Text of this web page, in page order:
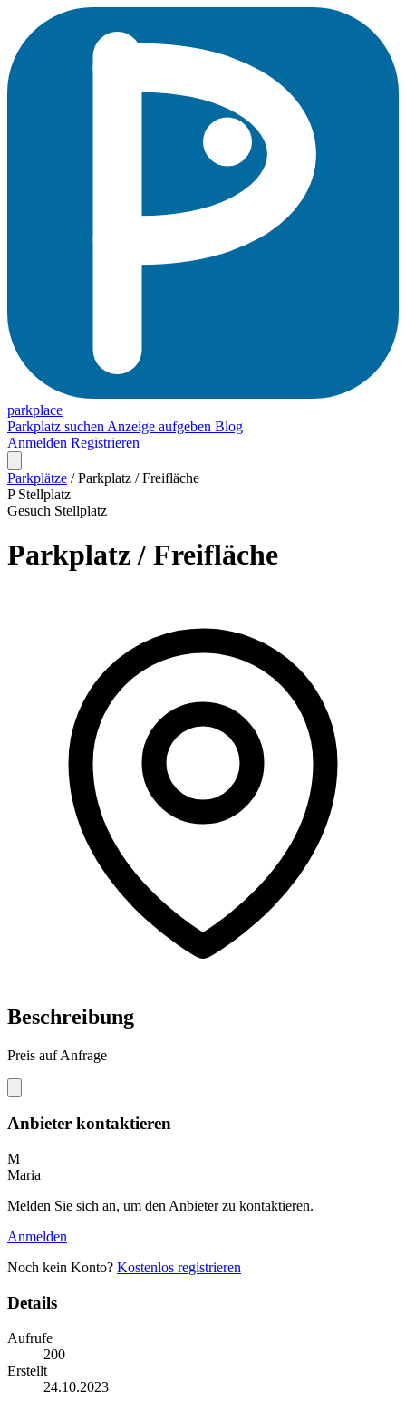
parkplace
Parkplatz suchen Anzeige aufgeben Blog
Anmelden Registrieren
Parkplätze / Parkplatz / Freifläche
P Stellplatz
Gesuch Stellplatz
Parkplatz / Freifläche
Beschreibung
Preis auf Anfrage
Anbieter kontaktieren
M
Maria
Melden Sie sich an, um den Anbieter zu kontaktieren.
Anmelden
Noch kein Konto? Kostenlos registrieren
Details
Aufrufe
200
Erstellt
24.10.2023